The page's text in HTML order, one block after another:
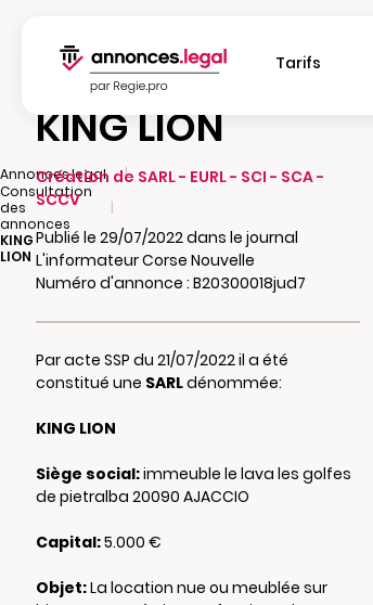
Tarifs
Annonces.legal
|
Consultation
des
annonces
|
KING
LION
KING LION
Création de SARL - EURL - SCI - SCA -
SCCV
Publié le 29/07/2022 dans le journal
L'informateur Corse Nouvelle
Numéro d'annonce : B20300018jud7
Par acte SSP du 21/07/2022 il a été
constitué une SARLdénommée:
KING LION
Siège social:immeuble le lava les golfes
de pietralba 20090 AJACCIO
Capital:5.000 €
Objet:La location nue ou meublée sur